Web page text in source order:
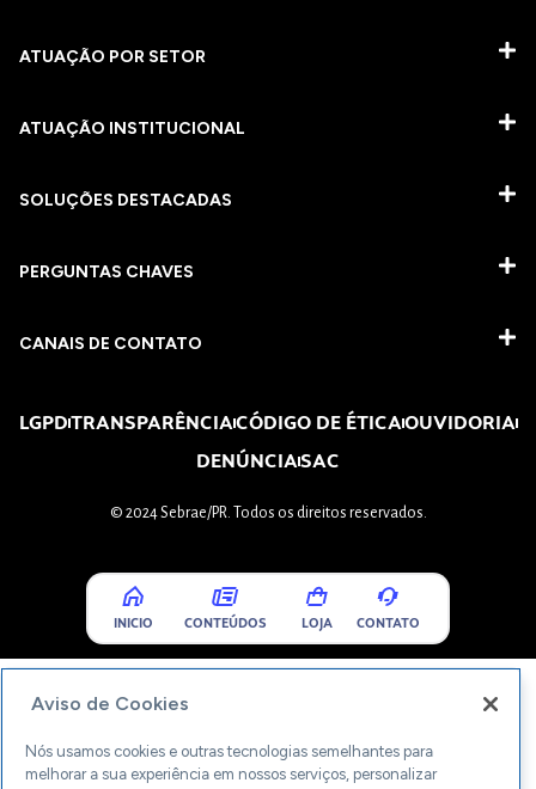
ATUAÇÃO POR SETOR
ATUAÇÃO INSTITUCIONAL
SOLUÇÕES DESTACADAS
PERGUNTAS CHAVES​
CANAIS DE CONTATO
LGPDTRANSPARÊNCIACÓDIGO DE ÉTICAOUVIDORIA
DENÚNCIASAC
© 2024 Sebrae/PR. Todos os direitos reservados.
INICIO CONTEÚDOS LOJA CONTATO
Aviso de Cookies
Nós usamos cookies e outras tecnologias semelhantes para
melhorar a sua experiência em nossos serviços, personalizar